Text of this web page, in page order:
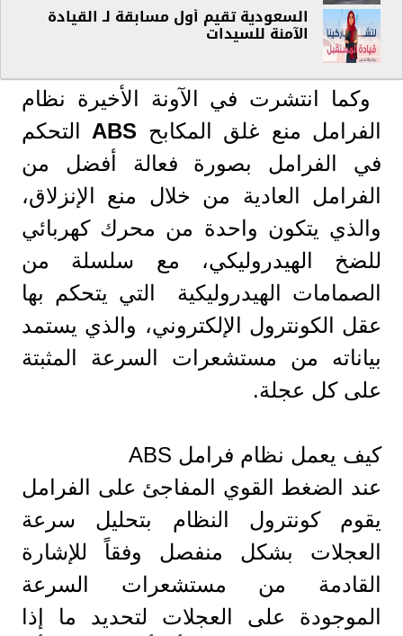
السعودية تقيم أول مسابقة لـ القيادة
الآمنة للسيدات
وكما انتشرت في الآونة الأخيرة نظام
الفرامل منع غلق المكابح ABSالتحكم
في الفرامل بصورة فعالة أفضل من
الفرامل العادية من خلال منع الإنزلاق،
والذي يتكون واحدة من محرك كهربائي
للضخ الهيدروليكي، مع سلسلة من
الصمامات الهيدروليكية التي يتحكم بها
عقل الكونترول الإلكتروني، والذي يستمد
بياناته من مستشعرات السرعة المثبتة
على كل عجلة.
كيف يعمل نظام فرامل ABS
عند الضغط القوي المفاجئ على الفرامل
يقوم كونترول النظام بتحليل سرعة
العجلات بشكل منفصل وفقاً للإشارة
القادمة من مستشعرات السرعة
الموجودة على العجلات لتحديد ما إذا